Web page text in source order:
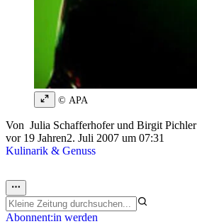
© APA
Von Julia Schafferhoferund Birgit Pichler
vor 19 Jahren2. Juli 2007 um 07:31
Kulinarik & Genuss
Abonnent:in werden